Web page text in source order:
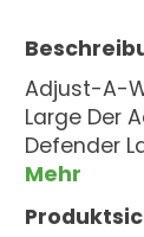
Adjust-A-
Large Der
Defender
Mehr